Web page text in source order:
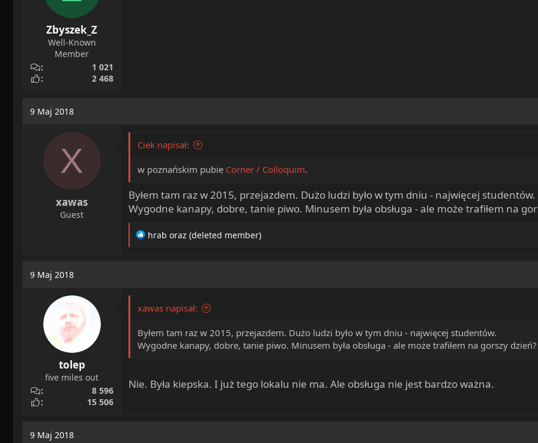
Zbyszek_Z
Well-Known
Member
1 021
2 468
9 Maj 2018
X
xawas
Guest
Ciek napisał:
w poznańskim pubie Corner / Colloquim.
Byłem tam raz w 2015, przejazdem. Dużo ludzi było w tym dniu - najwięcej studentów.
Wygodne kanapy, dobre, tanie piwo. Minusem była obsługa - ale może trafiłem na
R
n
:
hrab oraz (deleted member)
9 Maj 2018
tolep
five miles out
8 596
15 506
xawas napisał:
Byłem tam raz w 2015, przejazdem. Dużo ludzi było w tym dniu - najwięcej studentów.
Wygodne kanapy, dobre, tanie piwo. Minusem była obsługa - ale może trafiłem na gorszy dzień?
Nie. Była kiepska. I już tego lokalu nie ma. Ale obsługa nie jest bardzo ważna.
9 Maj 2018